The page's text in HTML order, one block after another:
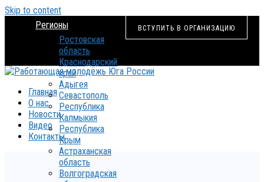
Skip to content
ВСТУПИТЬ В ОРГАНИЗАЦИЮ
Регионы
Ростовская
область
Краснодарский
край
Адыгея
Севастополь
Республика
Калмыкия
Республика
Крым
Астраханская
область
Волгоградская
Главная
О нас
Новости
Видео
Контакты